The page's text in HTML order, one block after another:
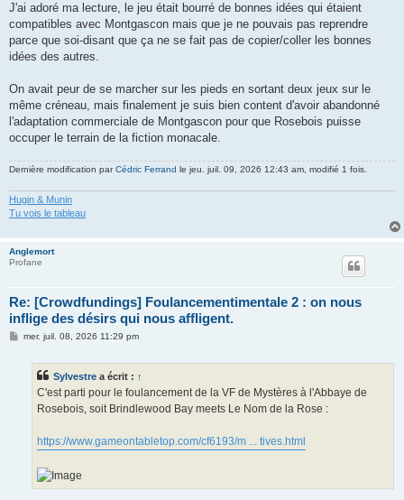
J'ai adoré ma lecture, le jeu était bourré de bonnes idées qui étaient
compatibles avec Montgascon mais que je ne pouvais pas reprendre
parce que soi-disant que ça ne se fait pas de copier/coller les bonnes
idées des autres.
On avait peur de se marcher sur les pieds en sortant deux jeux sur le
même créneau, mais finalement je suis bien content d'avoir abandonné
l'adaptation commerciale de Montgascon pour que Rosebois puisse
occuper le terrain de la fiction monacale.
Dernière modification parCédric Ferrand le jeu. juil. 09, 2026 12:43 am, modifié 1 fois.
Hugin & Munin
Tu vois le tableau
Anglemort
Profane
Re: [Crowdfundings] Foulancementimentale 2 : on nous
inflige des désirs qui nous affligent.
Mmer. juil. 08, 2026 11:29 pm
Sylvestre a écrit : ↑
C'est parti pour le foulancement de la VF de Mystères à l'Abbaye de
Rosebois, soit Brindlewood Bay meets Le Nom de la Rose :
https://www.gameontabletop.com/cf6193/m ... tives.html